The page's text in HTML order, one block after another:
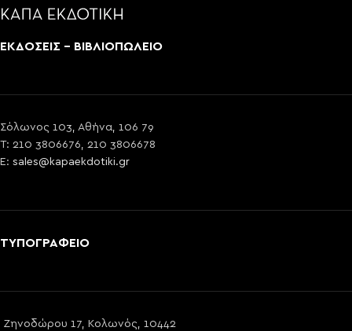
ΕΚΔΟΣΕΙΣ - ΒΙΒΛΙΟΠΩΛΕΙΟ
Σόλωνος 103, Αθήνα, 106 79
T: 210 3806676, 210 3806678
E: sales@kapaekdotiki.gr
ΤΥΠΟΓΡΑΦΕΙΟ
Ζηνοδώρου 17, Κολωνός, 10442